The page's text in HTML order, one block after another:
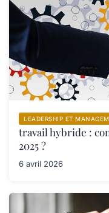
LEADERSHIP ET
travail hybride :
2025 ?
6 avril 2026